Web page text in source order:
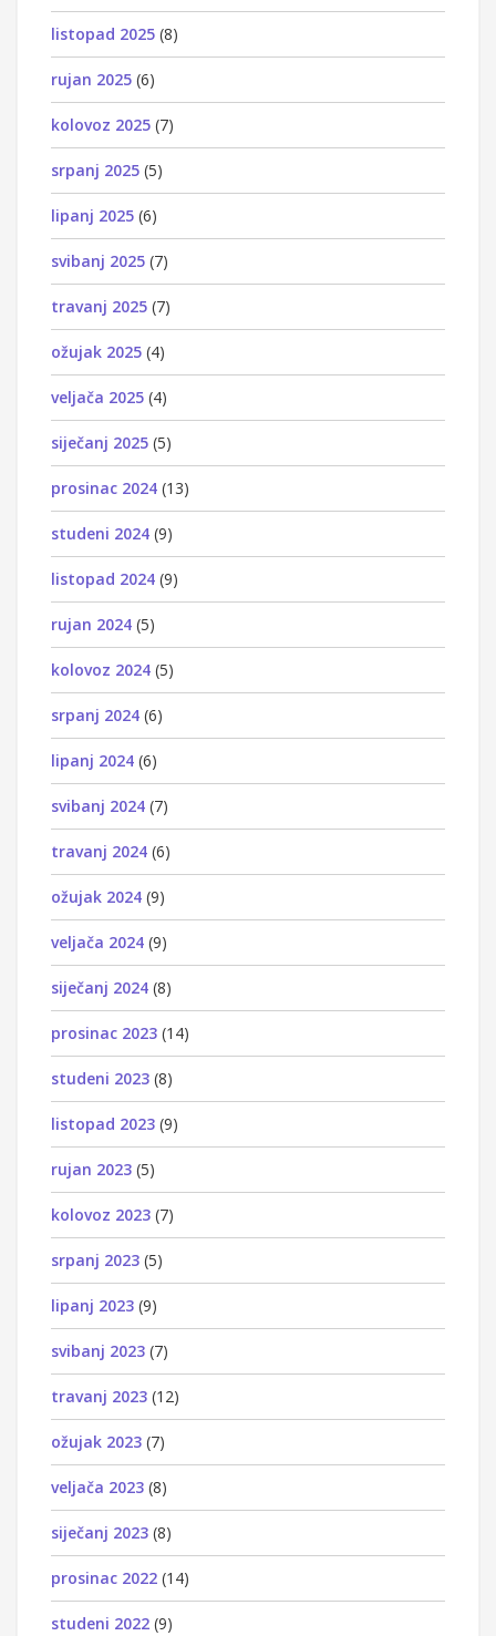
listopad 2025 (8)
rujan 2025 (6)
kolovoz 2025 (7)
srpanj 2025 (5)
lipanj 2025 (6)
svibanj 2025 (7)
travanj 2025 (7)
ožujak 2025 (4)
veljača 2025 (4)
siječanj 2025 (5)
prosinac 2024 (13)
studeni 2024 (9)
listopad 2024 (9)
rujan 2024 (5)
kolovoz 2024 (5)
srpanj 2024 (6)
lipanj 2024 (6)
svibanj 2024 (7)
travanj 2024 (6)
ožujak 2024 (9)
veljača 2024 (9)
siječanj 2024 (8)
prosinac 2023 (14)
studeni 2023 (8)
listopad 2023 (9)
rujan 2023 (5)
kolovoz 2023 (7)
srpanj 2023 (5)
lipanj 2023 (9)
svibanj 2023 (7)
travanj 2023 (12)
ožujak 2023 (7)
veljača 2023 (8)
siječanj 2023 (8)
prosinac 2022 (14)
studeni 2022 (9)